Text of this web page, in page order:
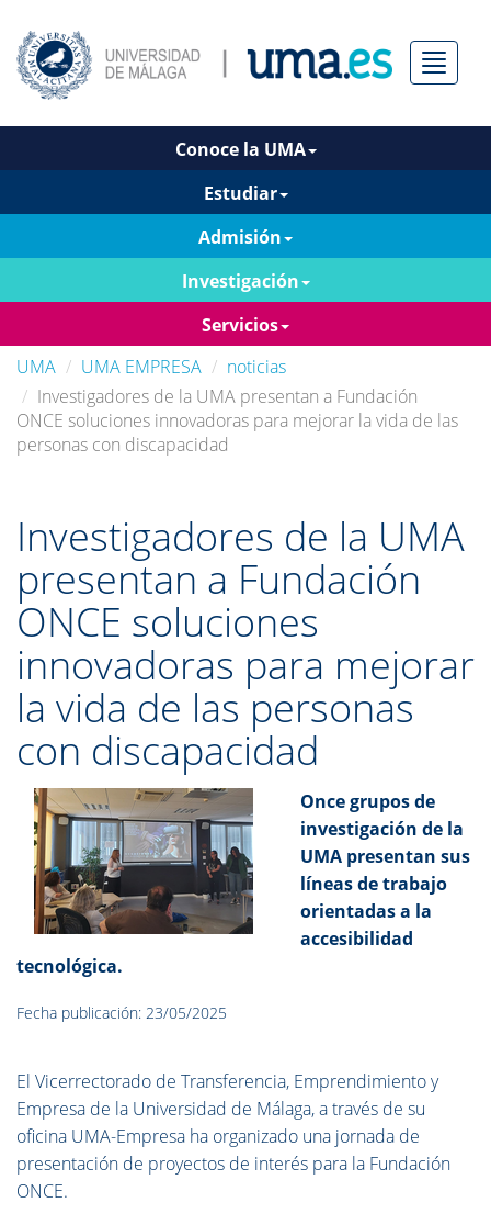
Menú
Conoce la UMA
Estudiar
Admisión
Investigación
Servicios
UMA
UMA EMPRESA
noticias
Investigadores de la UMA presentan a Fundación
ONCE soluciones innovadoras para mejorar la vida de las
personas con discapacidad
Investigadores de la UMA
presentan a Fundación
ONCE soluciones
innovadoras para mejorar
la vida de las personas
con discapacidad
Once grupos de
investigación de la
UMA presentan sus
líneas de trabajo
orientadas a la
accesibilidad
tecnológica.
Fecha publicación: 23/05/2025
El Vicerrectorado de Transferencia, Emprendimiento y
Empresa de la Universidad de Málaga, a través de su
oficina UMA-Empresa ha organizado una jornada de
presentación de proyectos de interés para la Fundación
ONCE.